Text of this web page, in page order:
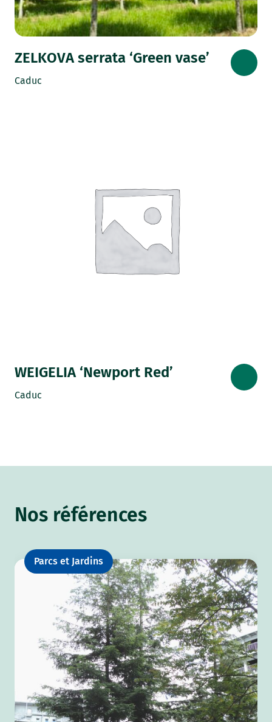
ZELKOVA serrata ‘Green vase’
Caduc
WEIGELIA ‘Newport Red’
Caduc
Nos références
Parcs et Jardins